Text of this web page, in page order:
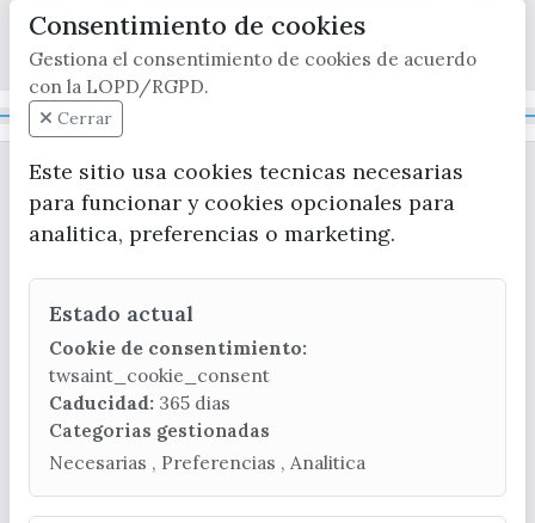
x / twitter facebook youtube instagram
CONTACTA CON LA OFICINA DE TURISMO
(+34) 952 541 104
turismo@velezmalaga.es
C/ Poniente, 2. CP 29740 - Torre del Mar
Consentimiento de cookies
Gestiona el consentimiento de cookies de acuerdo
con la LOPD/RGPD.
Cerrar
Este sitio usa cookies tecnicas necesarias
para funcionar y cookies opcionales para
analitica, preferencias o marketing.
Estado actual
Cookie de consentimiento:
twsaint_cookie_consent
Caducidad: 365 dias
Categorias gestionadas
Necesarias , Preferencias , Analitica